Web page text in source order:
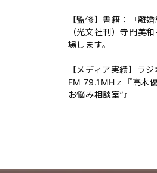
【監修】書籍：『離
（光文社刊）寺門美
場します。
【メディア実績】ラ
FM 79.1MHｚ『高木
お悩み相談室”』